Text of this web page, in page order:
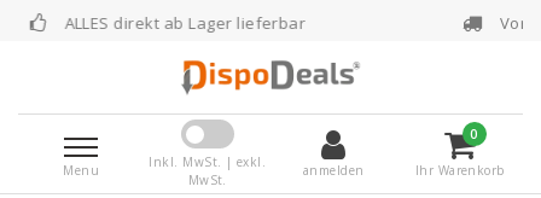
lieferbar Vor 16:00 Uhr bestellt, noch
Menu
Inkl. MwSt. | exkl.
MwSt.
anmelden
0
Ihr Warenkorb